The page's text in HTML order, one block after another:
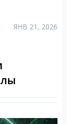
ЯНВ 21, 2026